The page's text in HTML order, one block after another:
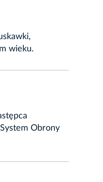
wieku.
Obrony